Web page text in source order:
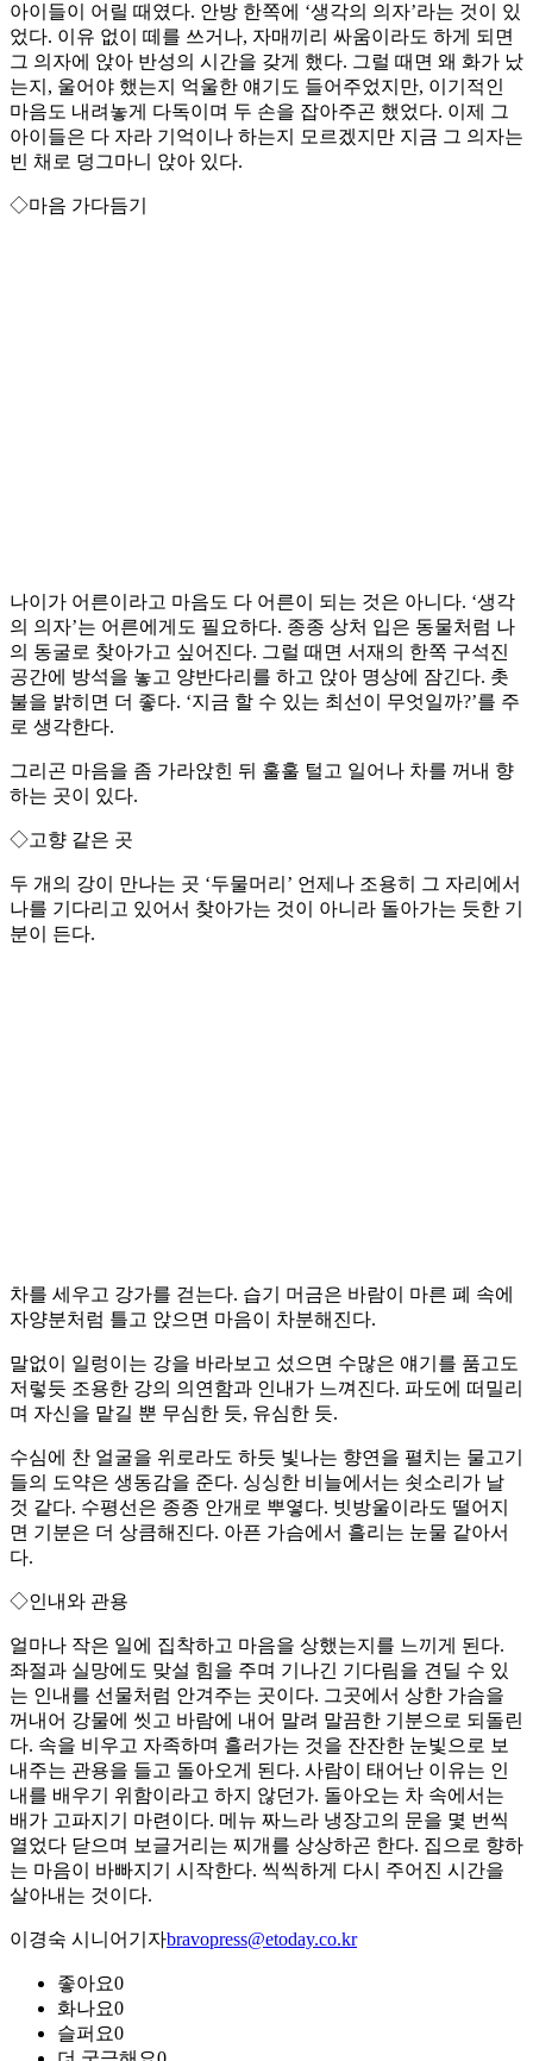
아이들이 어릴 때였다. 안방 한쪽에 ‘생각의 의자’라는 것이 있
었다. 이유 없이 떼를 쓰거나, 자매끼리 싸움이라도 하게 되면
그 의자에 앉아 반성의 시간을 갖게 했다. 그럴 때면 왜 화가 났
는지, 울어야 했는지 억울한 얘기도 들어주었지만, 이기적인
마음도 내려놓게 다독이며 두 손을 잡아주곤 했었다. 이제 그
아이들은 다 자라 기억이나 하는지 모르겠지만 지금 그 의자는
빈 채로 덩그마니 앉아 있다.
◇마음 가다듬기
나이가 어른이라고 마음도 다 어른이 되는 것은 아니다. ‘생각
의 의자’는 어른에게도 필요하다. 종종 상처 입은 동물처럼 나
의 동굴로 찾아가고 싶어진다. 그럴 때면 서재의 한쪽 구석진
공간에 방석을 놓고 양반다리를 하고 앉아 명상에 잠긴다. 촛
불을 밝히면 더 좋다. ‘지금 할 수 있는 최선이 무엇일까?’를 주
로 생각한다.
그리곤 마음을 좀 가라앉힌 뒤 훌훌 털고 일어나 차를 꺼내 향
하는 곳이 있다.
◇고향 같은 곳
두 개의 강이 만나는 곳 ‘두물머리’ 언제나 조용히 그 자리에서
나를 기다리고 있어서 찾아가는 것이 아니라 돌아가는 듯한 기
분이 든다.
차를 세우고 강가를 걷는다. 습기 머금은 바람이 마른 폐 속에
자양분처럼 틀고 앉으면 마음이 차분해진다.
말없이 일렁이는 강을 바라보고 섰으면 수많은 얘기를 품고도
저렇듯 조용한 강의 의연함과 인내가 느껴진다. 파도에 떠밀리
며 자신을 맡길 뿐 무심한 듯, 유심한 듯.
수심에 찬 얼굴을 위로라도 하듯 빛나는 향연을 펼치는 물고기
들의 도약은 생동감을 준다. 싱싱한 비늘에서는 쇳소리가 날
것 같다. 수평선은 종종 안개로 뿌옇다. 빗방울이라도 떨어지
면 기분은 더 상큼해진다. 아픈 가슴에서 흘리는 눈물 같아서
다.
◇인내와 관용
얼마나 작은 일에 집착하고 마음을 상했는지를 느끼게 된다.
좌절과 실망에도 맞설 힘을 주며 기나긴 기다림을 견딜 수 있
는 인내를 선물처럼 안겨주는 곳이다. 그곳에서 상한 가슴을
꺼내어 강물에 씻고 바람에 내어 말려 말끔한 기분으로 되돌린
다. 속을 비우고 자족하며 흘러가는 것을 잔잔한 눈빛으로 보
내주는 관용을 들고 돌아오게 된다. 사람이 태어난 이유는 인
내를 배우기 위함이라고 하지 않던가. 돌아오는 차 속에서는
배가 고파지기 마련이다. 메뉴 짜느라 냉장고의 문을 몇 번씩
열었다 닫으며 보글거리는 찌개를 상상하곤 한다. 집으로 향하
는 마음이 바빠지기 시작한다. 씩씩하게 다시 주어진 시간을
살아내는 것이다.
이경숙 시니어기자bravopress@etoday.co.kr
좋아요0
화나요0
슬퍼요0